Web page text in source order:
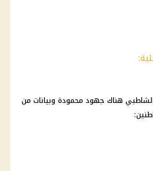
هناك جهود محمودة وبيانات من